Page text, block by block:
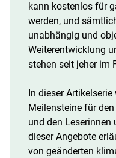
Skip
kann kostenlos für
werden, und
unabhängig und
Weiterentwicklung
stehen seit jeher im
In dieser
Meilensteine für
und den Leserinnen
dieser Angebote
von geänderten